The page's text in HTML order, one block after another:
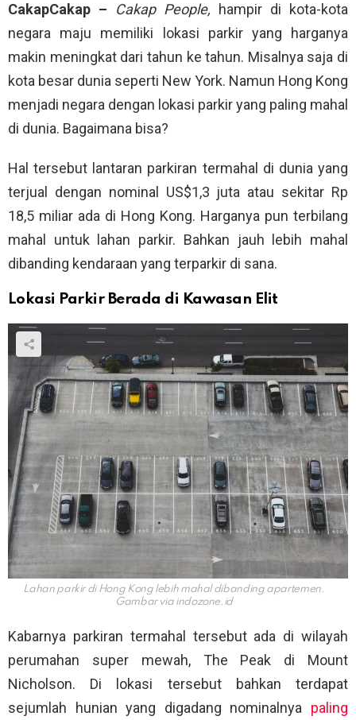
CakapCakap – Cakap People, hampir di kota-kota
negara maju memiliki lokasi parkir yang harganya
makin meningkat dari tahun ke tahun. Misalnya saja di
kota besar dunia seperti New York. Namun Hong Kong
menjadi negara dengan lokasi parkir yang paling mahal
di dunia. Bagaimana bisa?
Hal tersebut lantaran parkiran termahal di dunia yang
terjual dengan nominal US$1,3 juta atau sekitar Rp
18,5 miliar ada di Hong Kong. Harganya pun terbilang
mahal untuk lahan parkir. Bahkan jauh lebih mahal
dibanding kendaraan yang terparkir di sana.
Lokasi Parkir Berada di Kawasan Elit
Lahan parkir di Hong Kong lebih mahal dibanding apartemen.
Gambar via indozone.id
Kabarnya parkiran termahal tersebut ada di wilayah
perumahan super mewah, The Peak di Mount
Nicholson. Di lokasi tersebut bahkan terdapat
sejumlah hunian yang digadang nominalnya paling